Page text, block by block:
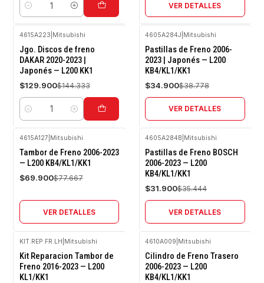
Cantidad
VER DETALLES
-10%
OFF
4615A223 Mitsubishi
Jgo. Discos de freno
DAKAR 2020-2023 |
Japonés — L200 KK1
$129.900$144.333
Cantidad
-10%
OFF
Agotado
4605A284J Mitsubishi
Pastillas de Freno 2006-
2023 | Japonés — L200
KB4/KL1/KK1
$34.900$38.778
VER DETALLES
-10%
OFF
4615A127 Mitsubishi
Tambor de Freno 2006-2023
— L200 KB4/KL1/KK1
$69.900$77.667
VER DETALLES
-10%
OFF
Agotado
4605A284B Mitsubishi
Pastillas de Freno BOSCH
2006-2023 — L200
KB4/KL1/KK1
$31.900$35.444
VER DETALLES
-10%
OFF
KIT.REP.FR.LH Mitsubishi
Kit Reparacion Tambor de
Freno 2016-2023 — L200
KL1/KK1
-10%
OFF
4610A009 Mitsubishi
Cilindro de Freno Trasero
2006-2023 — L200
KB4/KL1/KK1